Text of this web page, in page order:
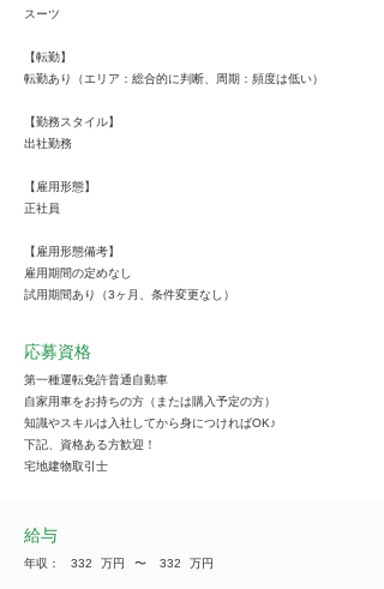
スーツ
【転勤】
転勤あり（エリア：総合的に判断、周期：頻度は低い）
【勤務スタイル】
出社勤務
【雇用形態】
正社員
【雇用形態備考】
雇用期間の定めなし
試用期間あり（3ヶ月、条件変更なし）
応募資格
第一種運転免許普通自動車
自家用車をお持ちの方（または購入予定の方）
知識やスキルは入社してから身につければOK♪
下記、資格ある方歓迎！
宅地建物取引士
給与
年収： 332 万円 ​〜 332 万円